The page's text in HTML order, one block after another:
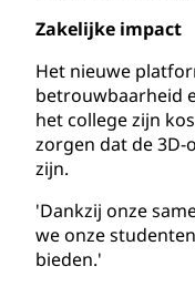
Zakelijke impact
Het nieuwe
betrouwbaarheid
het college zijn
zorgen dat de
zijn.
'Dankzij onze
we onze
bieden.'